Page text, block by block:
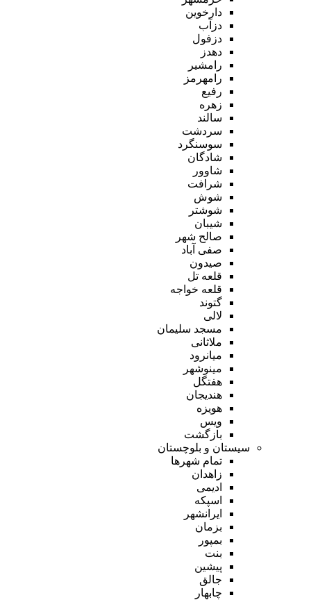
دارخوین
دزآب
دزفول
دهدز
رامشیر
رامهرمز
رفیع
زهره
سالند
سردشت
سوسنگرد
شادگان
شاوور
شرافت
شوش
شوشتر
شیبان
صالح شهر
صفی آباد
صیدون
قلعه تل
قلعه خواجه
گتوند
لالی
مسجد سلیمان
ملاثانی
میانرود
مینوشهر
هفتگل
هندیجان
هویزه
ویس
بازگشت
سیستان و بلوچستان
تمام شهر‌ها
زاهدان
ادیمی
اسپکه
ایرانشهر
بزمان
بمپور
بنت
پیشین
جالق
چابهار